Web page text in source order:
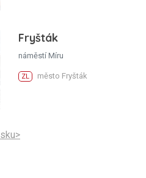
Fryšták
náměstí Míru
ZL město Fryšták